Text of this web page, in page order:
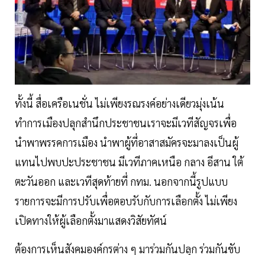
ทั้งนี้ สื่อเครือเนชั่น ไม่เพียงรณรงค์อย่างเดียวมุ่งเน้น
ทำการเมืองปลุกสำนึกประชาชนเราจะมีเวทีสัญจรเพื่อ
นำพาพรรคการเมือง นำพาผู้ที่อาสาสมัครจะมาลงเป็นผู้
แทนไปพบปะประชาชน มีเวทีภาคเหนือ กลาง อีสาน ใต้
ตะวันออก และเวทีสุดท้ายที่ กทม. นอกจากนี้รูปแบบ
รายการจะมีการปรับเพื่อตอบรับกับการเลือกตั้ง ไม่เพียง
เปิดทางให้ผู้เลือกตั้งมาแสดงวิสัยทัศน์
ต้องการเห็นสังคมองค์กรต่าง ๆ มาร่วมกันปลุก ร่วมกันขับ